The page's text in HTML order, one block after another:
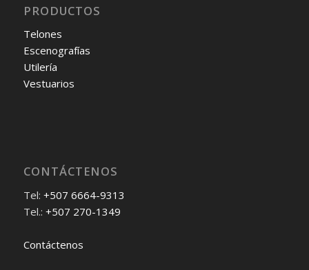
PRODUCTOS
Telones
Escenografías
Utilería
Vestuarios
CONTÁCTENOS
Tel: +507 6664-9313
Tel.: +507 270-1349
Contáctenos